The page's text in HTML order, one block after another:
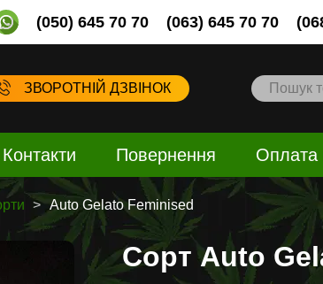
(050) 645 70 70 (063) 645 70 70
ЗВОРОТНІЙ ДЗВІНОК
Контакти Повернення Оплата
Auto Gelato Feminised
Сорт Auto